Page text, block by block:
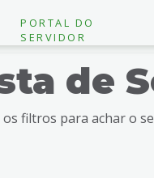
PORTAL DO
SERVIDOR
de
os filtros para achar o